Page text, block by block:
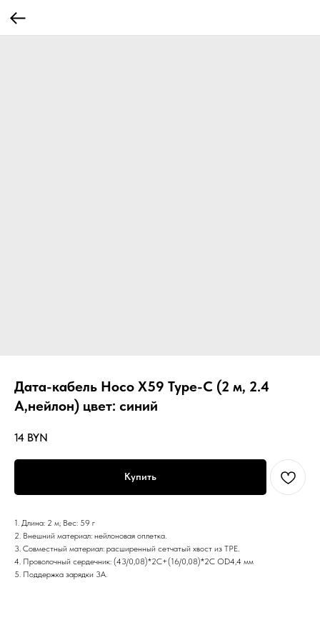
Дата-кабель Hoco X59 Type-C (2 м, 2.4
A,нейлон) цвет: синий
14 BYN
Купить
1. Длина: 2 м; Вес: 59 г
2. Внешний материал: нейлоновая оплетка.
3. Совместный материал: расширенный сетчатый хвост из TPE.
4. Проволочный сердечник: (43/0,08)*2C+(16/0,08)*2C OD4,4 мм
5. Поддержка зарядки 3А.